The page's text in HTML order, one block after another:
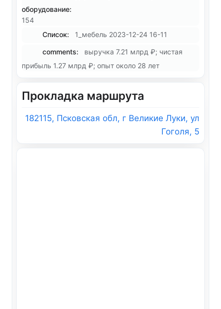
оборудование:
154
Список:
1_мебель 2023-12-24 16-11
comments:
выручка 7.21 млрд ₽; чистая
прибыль 1.27 млрд ₽; опыт около 28 лет
Прокладка маршрута
182115, Псковская обл, г Великие Луки, ул
Гоголя, 5